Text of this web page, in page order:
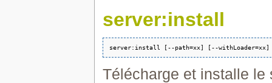
server:install
Télécharge et installe le